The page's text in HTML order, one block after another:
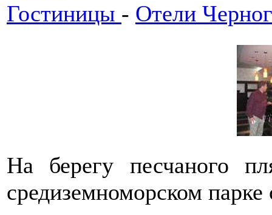
Гостиницы - Отели
На берегу песчаного
средиземноморском